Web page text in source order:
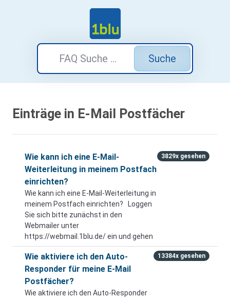
Suche
Einträge in E-Mail Postfächer
Wie kann ich eine E-Mail-
Weiterleitung in meinem Postfach
einrichten?
Wie kann ich eine E-Mail-Weiterleitung in
meinem Postfach einrichten? Loggen
Sie sich bitte zunächst in den
Webmailer unter
https://webmail.1blu.de/ ein und gehen
3829x gesehen
Wie aktiviere ich den Auto-
Responder für meine E-Mail
Postfächer?
Wie aktiviere ich den Auto-Responder
13384x gesehen